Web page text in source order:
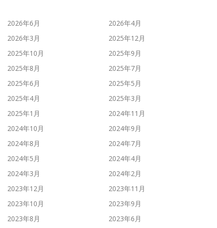
2026年6月
2026年4月
2026年3月
2025年12月
2025年10月
2025年9月
2025年8月
2025年7月
2025年6月
2025年5月
2025年4月
2025年3月
2025年1月
2024年11月
2024年10月
2024年9月
2024年8月
2024年7月
2024年5月
2024年4月
2024年3月
2024年2月
2023年12月
2023年11月
2023年10月
2023年9月
2023年8月
2023年6月